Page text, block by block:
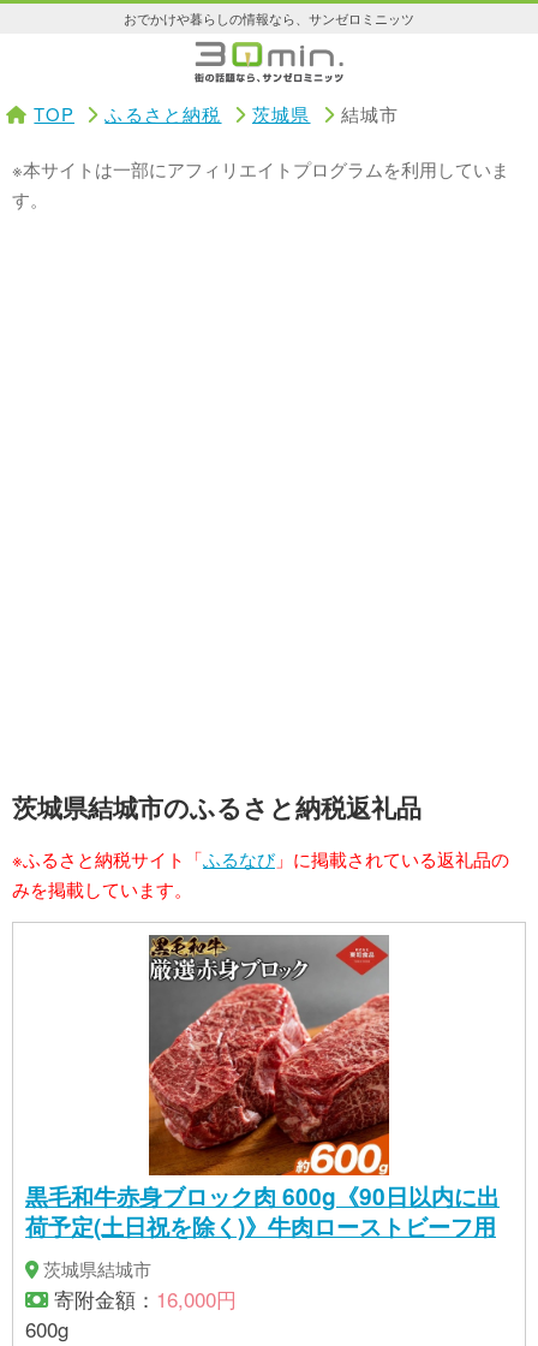
おでかけや暮らしの情報なら、サンゼロミニッツ
TOP ふるさと納税 茨城県 結城市
※本サイトは一部にアフィリエイトプログラムを利用していま
す。
茨城県結城市のふるさと納税返礼品
※ふるさと納税サイト「ふるなび」に掲載されている返礼品の
みを掲載しています。
黒毛和牛赤身ブロック肉 600g《90日以内に出
荷予定(土日祝を除く)》牛肉ローストビーフ用
茨城県結城市
寄附金額： 16,000円
600g